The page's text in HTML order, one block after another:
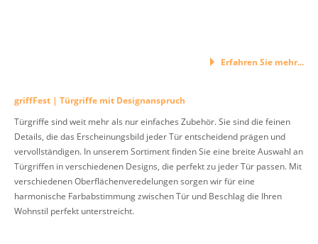
Erfahren Sie mehr...
griffFest | Türgriffe mit Designanspruch
Türgriffe sind weit mehr als nur einfaches Zubehör. Sie sind die feinen
Details, die das Erscheinungsbild jeder Tür entscheidend prägen und
vervollständigen. In unserem Sortiment finden Sie eine breite Auswahl an
Türgriffen in verschiedenen Designs, die perfekt zu jeder Tür passen. Mit
verschiedenen Oberflächenveredelungen sorgen wir für eine
harmonische Farbabstimmung zwischen Tür und Beschlag die Ihren
Wohnstil perfekt unterstreicht.